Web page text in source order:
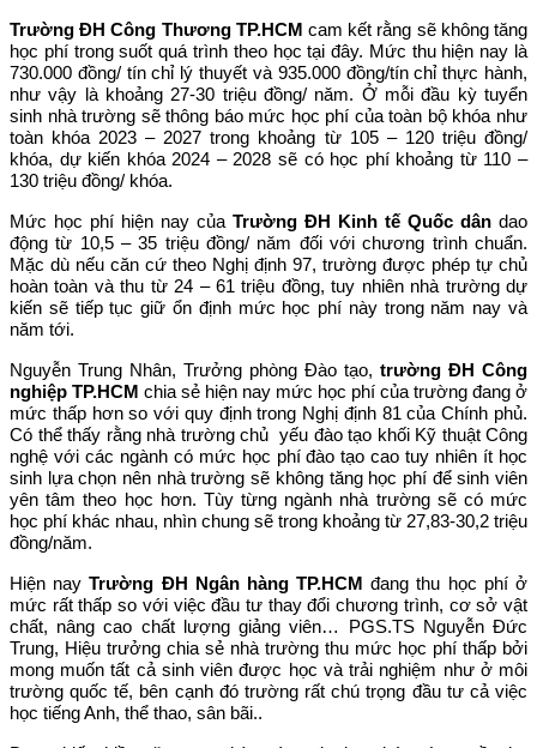
Trường ĐH Công Thương TP.HCM cam kết rằng sẽ không tăng
học phí trong suốt quá trình theo học tại đây. Mức thu hiện nay là
730.000 đồng/ tín chỉ lý thuyết và 935.000 đồng/tín chỉ thực hành,
như vậy là khoảng 27-30 triệu đồng/ năm. Ở mỗi đầu kỳ tuyển
sinh nhà trường sẽ thông báo mức học phí của toàn bộ khóa như
toàn khóa 2023 – 2027 trong khoảng từ 105 – 120 triệu đồng/
khóa, dự kiến khóa 2024 – 2028 sẽ có học phí khoảng từ 110 –
130 triệu đồng/ khóa.
Mức học phí hiện nay của Trường ĐH Kinh tế Quốc dân dao
động từ 10,5 – 35 triệu đồng/ năm đối với chương trình chuẩn.
Mặc dù nếu căn cứ theo Nghị định 97, trường được phép tự chủ
hoàn toàn và thu từ 24 – 61 triệu đồng, tuy nhiên nhà trường dự
kiến sẽ tiếp tục giữ ổn định mức học phí này trong năm nay và
năm tới.
Nguyễn Trung Nhân, Trưởng phòng Đào tạo, trường ĐH Công
nghiệp TP.HCM chia sẻ hiện nay mức học phí của trường đang ở
mức thấp hơn so với quy định trong Nghị định 81 của Chính phủ.
Có thể thấy rằng nhà trường chủ yếu đào tạo khối Kỹ thuật Công
nghệ với các ngành có mức học phí đào tạo cao tuy nhiên ít học
sinh lựa chọn nên nhà trường sẽ không tăng học phí để sinh viên
yên tâm theo học hơn. Tùy từng ngành nhà trường sẽ có mức
học phí khác nhau, nhìn chung sẽ trong khoảng từ 27,83-30,2 triệu
đồng/năm.
Hiện nayTrường ĐH Ngân hàng TP.HCM đang thu học phí ở
mức rất thấp so với việc đầu tư thay đổi chương trình, cơ sở vật
chất, nâng cao chất lượng giảng viên… PGS.TS Nguyễn Đức
Trung, Hiệu trưởng chia sẻ nhà trường thu mức học phí thấp bởi
mong muốn tất cả sinh viên được học và trải nghiệm như ở môi
trường quốc tế, bên cạnh đó trường rất chú trọng đầu tư cả việc
học tiếng Anh, thể thao, sân bãi..